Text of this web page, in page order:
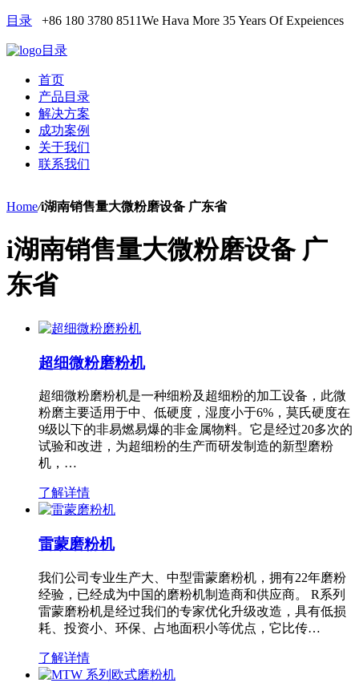
目录 +86 180 3780 8511We Hava More 35 Years Of Expeiences
目录
首页
产品目录
解决方案
成功案例
关于我们
联系我们
Home/i湖南销售量大微粉磨设备 广东省
i湖南销售量大微粉磨设备 广
东省
超细微粉磨粉机
超细微粉磨粉机是一种细粉及超细粉的加工设备，此微
粉磨主要适用于中、低硬度，湿度小于6%，莫氏硬度在
9级以下的非易燃易爆的非金属物料。它是经过20多次的
试验和改进，为超细粉的生产而研发制造的新型磨粉
机，…
了解详情
雷蒙磨粉机
我们公司专业生产大、中型雷蒙磨粉机，拥有22年磨粉
经验，已经成为中国的磨粉机制造商和供应商。 R系列
雷蒙磨粉机是经过我们的专家优化升级改造，具有低损
耗、投资小、环保、占地面积小等优点，它比传…
了解详情